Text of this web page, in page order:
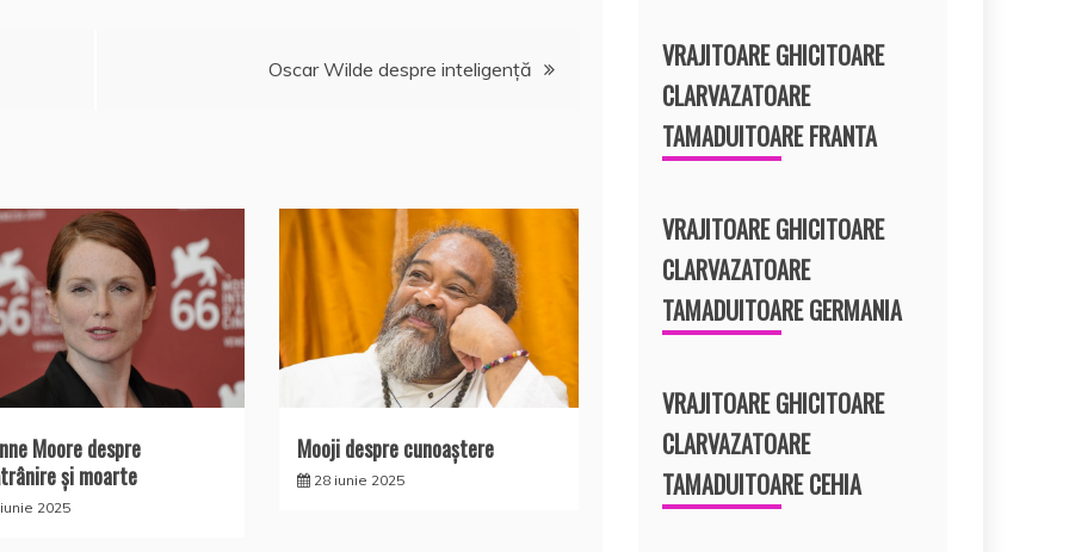
Oscar Wilde despre inteligenţă
Moore despre
și moarte
2025
Mooji despre cunoaştere
28 iunie 2025
VRAJITOARE GHICITOARE
CLARVAZATOARE
TAMADUITOARE FRANTA
VRAJITOARE GHICITOARE
CLARVAZATOARE
TAMADUITOARE GERMANIA
VRAJITOARE GHICITOARE
CLARVAZATOARE
TAMADUITOARE CEHIA